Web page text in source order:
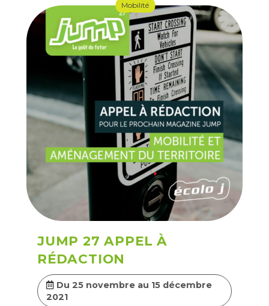
Mobilité
JUMP 27 APPEL À
RÉDACTION
Du 25 novembre au 15 décembre
2021